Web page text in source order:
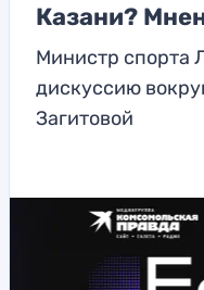
Казани?
Министр спорта
дискуссию
Загитовой